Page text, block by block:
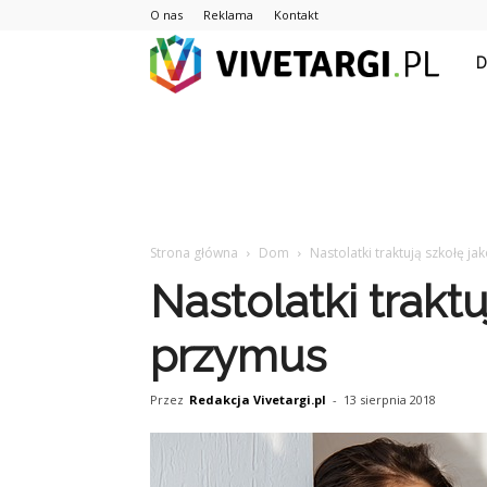
O nas Reklama Kontakt
Strona główna Dom Nastolatki traktują szkołę
Nastolatki
przymus
Przez Redakcja Vivetargi.pl - 13 sierpnia 2018